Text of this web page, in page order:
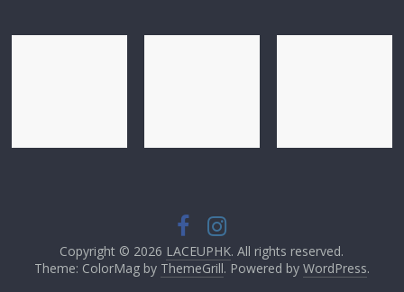
Copyright © 2026 LACEUPHK. All rights reserved.
Theme: ColorMag by ThemeGrill. Powered by WordPress.